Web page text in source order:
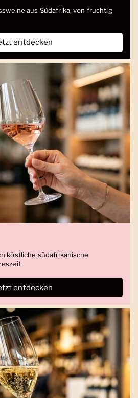
aus Südafrika, von fruchtig
entdecken
köstliche südafrikanische
entdecken